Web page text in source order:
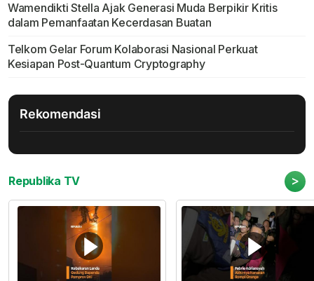
Wamendikti Stella Ajak Generasi Muda Berpikir Kritis
dalam Pemanfaatan Kecerdasan Buatan
Telkom Gelar Forum Kolaborasi Nasional Perkuat
Kesiapan Post-Quantum Cryptography
Rekomendasi
Republika TV >